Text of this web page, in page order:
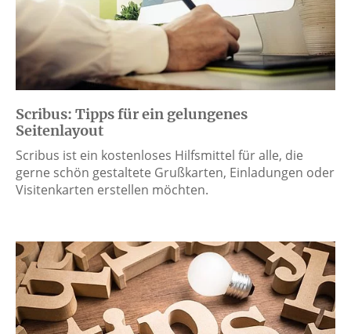
Scribus: Tipps für ein gelungenes
Seitenlayout
Scribus ist ein kostenloses Hilfsmittel für alle, die
gerne schön gestaltete Grußkarten, Einladungen oder
Visitenkarten erstellen möchten.